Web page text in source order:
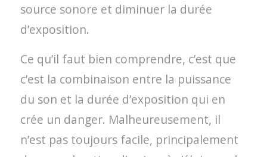
source sonore et diminuer la durée
d’exposition.
Ce qu’il faut bien comprendre, c’est que
c’est la combinaison entre la puissance
du son et la durée d’exposition qui en
crée un danger. Malheureusement, il
n’est pas toujours facile, principalement